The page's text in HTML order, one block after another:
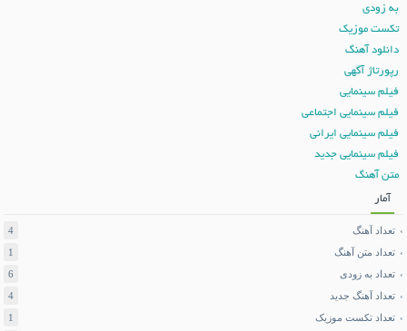
به زودی
تکست موزیک
دانلود آهنگ
رپورتاژ آگهی
فیلم سینمایی
فیلم سینمایی اجتماعی
فیلم سینمایی ایرانی
فیلم سینمایی جدید
متن آهنگ
آمار
تعداد آهنگ
4
تعداد متن آهنگ
1
تعداد به زودی
6
تعداد آهنگ جدید
4
تعداد تکست موزیک
1